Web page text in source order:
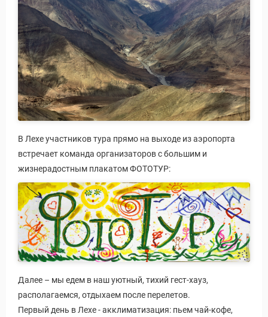
В Лехе участников тура прямо на выходе из аэропорта
встречает команда организаторов с большим и
жизнерадостным плакатом ФОТОТУР:
Далее – мы едем в наш уютный, тихий гест-хауз,
располагаемся, отдыхаем после перелетов.
Первый день в Лехе - акклиматизация: пьем чай-кофе,